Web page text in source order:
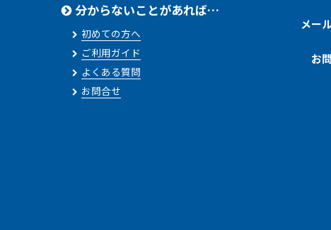
分からないことがあれば…
初めての方へ
ご利用ガイド
よくある質問
お問合せ
メー
お